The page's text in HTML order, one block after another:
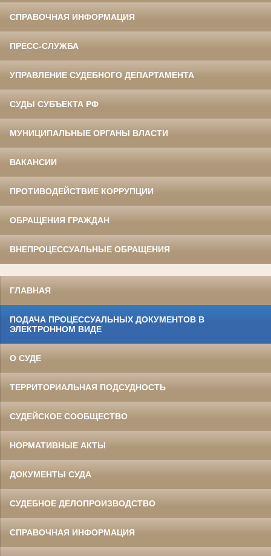
СПРАВОЧНАЯ ИНФОРМАЦИЯ
ПРЕСС-СЛУЖБА
УПРАВЛЕНИЕ СУДЕБНОГО ДЕПАРТАМЕНТА
СУДЫ СУБЪЕКТА РФ
МУНИЦИПАЛЬНЫЕ ОРГАНЫ ВЛАСТИ
ВАКАНСИИ
ПРОТИВОДЕЙСТВИЕ КОРРУПЦИИ
ОБРАЩЕНИЯ ГРАЖДАН
ВНЕПРОЦЕССУАЛЬНЫЕ ОБРАЩЕНИЯ
ГЛАВНАЯ
ПОДАЧА ПРОЦЕССУАЛЬНЫХ ДОКУМЕНТОВ В
ЭЛЕКТРОННОМ ВИДЕ
О СУДЕ
ТЕРРИТОРИАЛЬНАЯ ПОДСУДНОСТЬ
СУДЕЙСКОЕ СООБЩЕСТВО
НОРМАТИВНЫЕ АКТЫ
ДОКУМЕНТЫ СУДА
СУДЕБНОЕ ДЕЛОПРОИЗВОДСТВО
СПРАВОЧНАЯ ИНФОРМАЦИЯ